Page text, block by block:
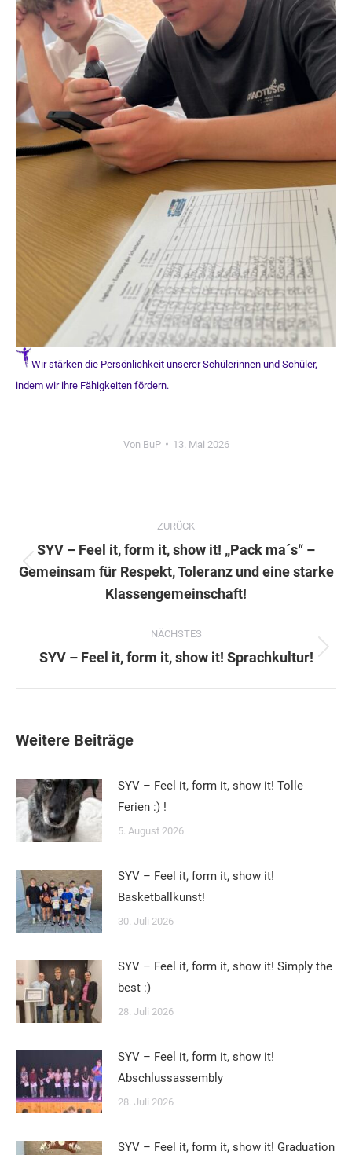
Wir stärken die Persönlichkeit unserer Schülerinnen und Schüler,
indem wir ihre Fähigkeiten fördern.
Von BuP 13. Mai 2026
ZURÜCK
Vorheriger
Beitrag:
SYV – Feel it, form it, show it! „Pack ma´s“ –
Gemeinsam für Respekt, Toleranz und eine starke
Klassengemeinschaft!
NÄCHSTES
Nächster
SYV – Feel it, form it, show it! Sprachkultur!
Weitere Beiträge
SYV – Feel it, form it, show it! Tolle
Ferien :) !
5. August 2026
SYV – Feel it, form it, show it!
Basketballkunst!
30. Juli 2026
SYV – Feel it, form it, show it! Simply the
best :)
28. Juli 2026
SYV – Feel it, form it, show it!
Abschlussassembly
28. Juli 2026
SYV – Feel it, form it, show it! Graduation